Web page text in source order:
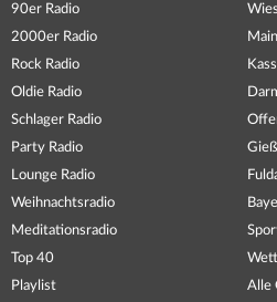
90er Radio
2000er Radio
Rock Radio
Oldie Radio
Schlager Radio
Party Radio
Lounge Radio
Weihnachtsradio
Meditationsradio
Top 40
Playlist
Alle